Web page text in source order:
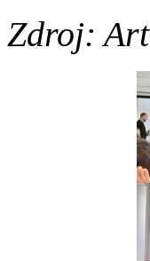
Zdroj: